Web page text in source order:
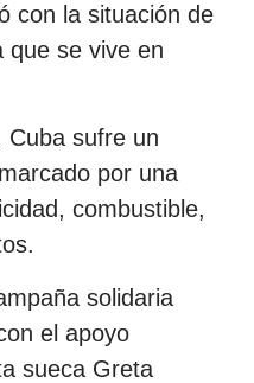
con la situación de
que se vive en
Cuba sufre un
por una
combustible,
solidaria
el apoyo
sueca Greta